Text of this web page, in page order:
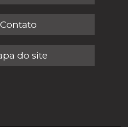
Contato
do site